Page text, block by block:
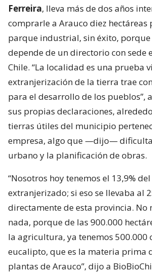
Ferreira, lleva más de dos años
comprarle a Arauco diez
parque industrial, sin éxito,
depende de un directorio con sede
Chile. “La localidad es una prueba
extranjerización de la tierra trae
para el desarrollo de los pueblos”,
sus propias declaraciones,
tierras útiles del municipio
empresa, algo que —dijo—
urbano y la planificación de obras.
“Nosotros hoy tenemos el 13,9%
extranjerizado; si eso se llevaba al
directamente de esta provincia. No
nada, porque de las 900.000
la agricultura, ya tenemos 500.000
eucalipto, que es la materia prima
plantas de Arauco”, dijo a